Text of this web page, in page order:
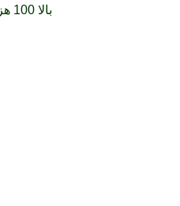
بالا 100 هزار تومان